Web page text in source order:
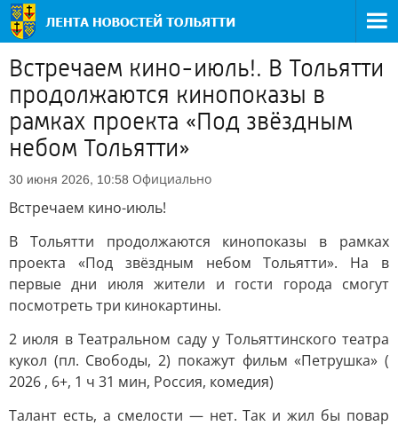
Встречаем кино-июль!. В Тольятти
продолжаются кинопоказы в
рамках проекта «Под звёздным
небом Тольятти»
30 июня 2026, 10:58 Официально
Встречаем кино-июль!
В Тольятти продолжаются кинопоказы в рамках
проекта «Под звёздным небом Тольятти». На в
первые дни июля жители и гости города смогут
посмотреть три кинокартины.
2 июля в Театральном саду у Тольяттинского театра
кукол (пл. Свободы, 2) покажут фильм «Петрушка» (
2026 , 6+, 1 ч 31 мин, Россия, комедия)
Талант есть, а смелости — нет. Так и жил бы повар